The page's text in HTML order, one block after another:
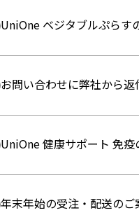
UniOne ベジタブルぷらす
お問い合わせに弊社から
UniOne 健康サポート 免
年末年始の受注・配送のご